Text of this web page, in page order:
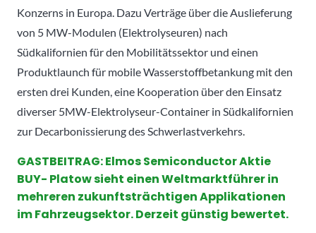
Konzerns in Europa. Dazu Verträge über die Auslieferung
von 5 MW-Modulen (Elektrolyseuren) nach
Südkalifornien für den Mobilitätssektor und einen
Produktlaunch für mobile Wasserstoffbetankung mit den
ersten drei Kunden, eine Kooperation über den Einsatz
diverser 5MW-Elektrolyseur-Container in Südkalifornien
zur Decarbonissierung des Schwerlastverkehrs.
GASTBEITRAG: Elmos Semiconductor Aktie
BUY- Platow sieht einen Weltmarktführer in
mehreren zukunftsträchtigen Applikationen
im Fahrzeugsektor. Derzeit günstig bewertet.